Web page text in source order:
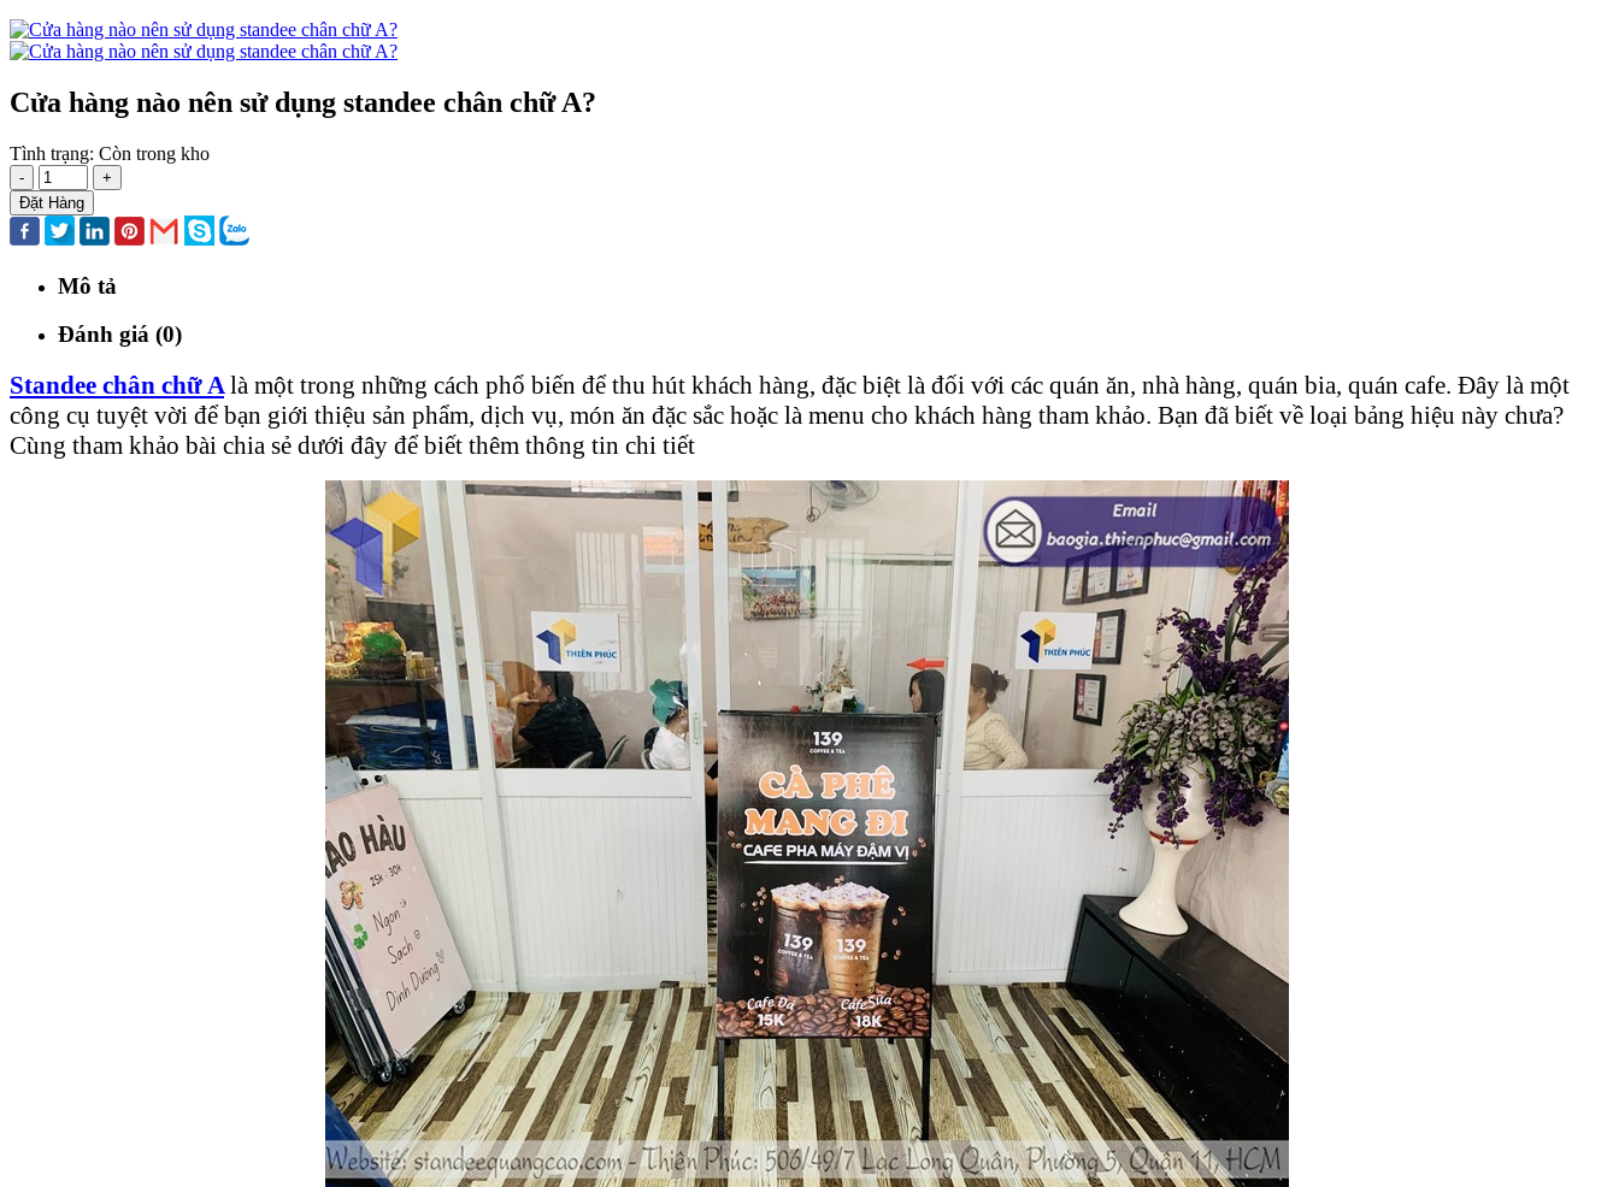
Cửa hàng nào nên sử dụng standee chân chữ A?
Tình trạng: Còn trong kho
-
+
Đặt Hàng
Mô tả
Đánh giá (0)
Standee chân chữ A là một trong những cách phổ biến để thu hút khách hàng, đặc biệt là đối với các quán ăn, nhà hàng, quán bia, quán cafe. Đây là một
công cụ tuyệt vời để bạn giới thiệu sản phẩm, dịch vụ, món ăn đặc sắc hoặc là menu cho khách hàng tham khảo. Bạn đã biết về loại bảng hiệu này chưa?
Cùng tham khảo bài chia sẻ dưới đây để biết thêm thông tin chi tiết